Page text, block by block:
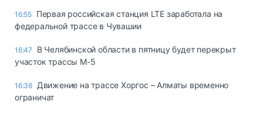
16:55 Первая российская станция LTE заработала на
федеральной трассе в Чувашии
16:47
В Челябинской области в пятницу будет перекрыт
участок трассы М-5
16:36 Движение на трассе Хоргос – Алматы временно
ограничат